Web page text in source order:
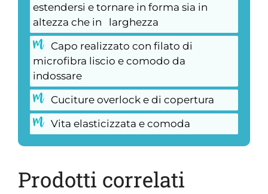
estendersi e tornare in forma sia in
altezza che in larghezza
Capo realizzato con filato di
microfibra liscio e comodo da
indossare
Cuciture overlock e di copertura
Vita elasticizzata e comoda
Prodotti correlati